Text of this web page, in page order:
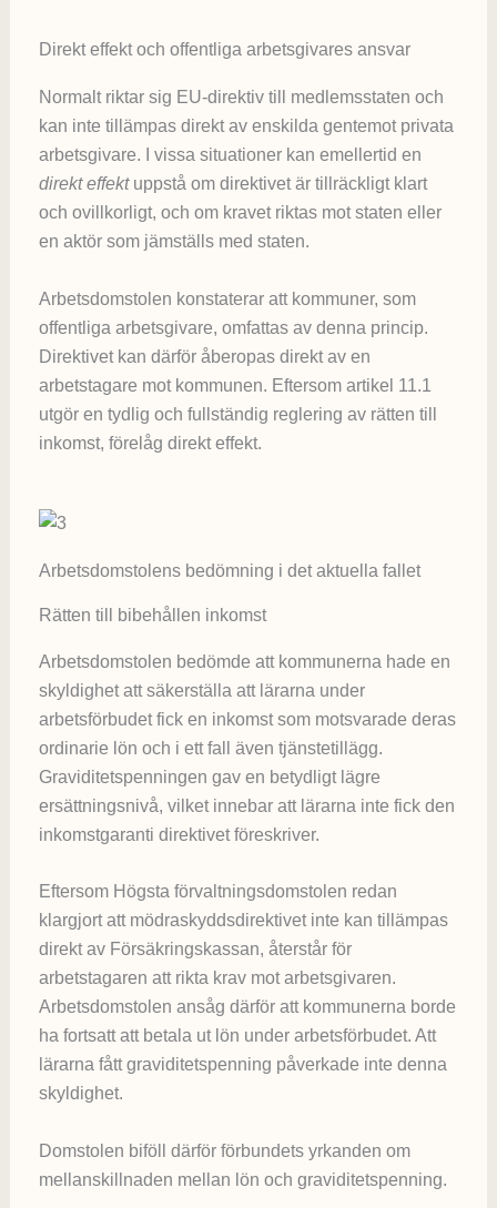
Direkt effekt och offentliga arbetsgivares ansvar
Normalt riktar sig EU-direktiv till medlemsstaten och
kan inte tillämpas direkt av enskilda gentemot privata
arbetsgivare. I vissa situationer kan emellertid en
direkt effektuppstå om direktivet är tillräckligt klart
och ovillkorligt, och om kravet riktas mot staten eller
en aktör som jämställs med staten.
Arbetsdomstolen konstaterar att kommuner, som
offentliga arbetsgivare, omfattas av denna princip.
Direktivet kan därför åberopas direkt av en
arbetstagare mot kommunen. Eftersom artikel 11.1
utgör en tydlig och fullständig reglering av rätten till
inkomst, förelåg direkt effekt.
Arbetsdomstolens bedömning i det aktuella fallet
Rätten till bibehållen inkomst
Arbetsdomstolen bedömde att kommunerna hade en
skyldighet att säkerställa att lärarna under
arbetsförbudet fick en inkomst som motsvarade deras
ordinarie lön och i ett fall även tjänstetillägg.
Graviditetspenningen gav en betydligt lägre
ersättningsnivå, vilket innebar att lärarna inte fick den
inkomstgaranti direktivet föreskriver.
Eftersom Högsta förvaltningsdomstolen redan
klargjort att mödraskyddsdirektivet inte kan tillämpas
direkt av Försäkringskassan, återstår för
arbetstagaren att rikta krav mot arbetsgivaren.
Arbetsdomstolen ansåg därför att kommunerna borde
ha fortsatt att betala ut lön under arbetsförbudet. Att
lärarna fått graviditetspenning påverkade inte denna
skyldighet.
Domstolen biföll därför förbundets yrkanden om
mellanskillnaden mellan lön och graviditetspenning.